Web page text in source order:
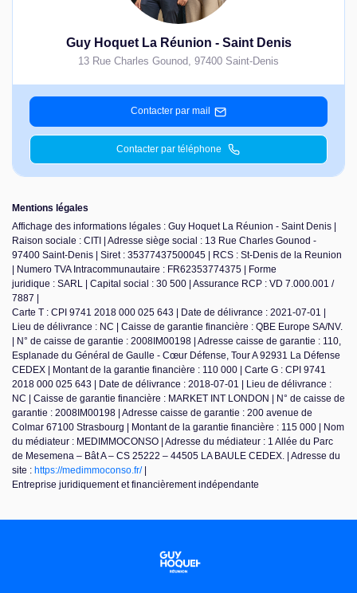
Guy Hoquet La Réunion - Saint Denis
13 Rue Charles Gounod, 97400 Saint-Denis
Contacter par mail
Contacter par téléphone
Mentions légales
Affichage des informations légales : Guy Hoquet La Réunion - Saint Denis |
Raison sociale : CITI | Adresse siège social : 13 Rue Charles Gounod -
97400 Saint-Denis | Siret : 35377437500045 | RCS : St-Denis de la Reunion
| Numero TVA Intracommunautaire : FR62353774375 | Forme
juridique : SARL | Capital social : 30 500 | Assurance RCP : VD 7.000.001 /
7887 |
Carte T : CPI 9741 2018 000 025 643 | Date de délivrance : 2021-07-01 |
Lieu de délivrance : NC | Caisse de garantie financière : QBE Europe SA/NV.
| N° de caisse de garantie : 2008IM00198 | Adresse caisse de garantie : 110,
Esplanade du Général de Gaulle - Cœur Défense, Tour A 92931 La Défense
CEDEX | Montant de la garantie financière : 110 000 | Carte G : CPI 9741
2018 000 025 643 | Date de délivrance : 2018-07-01 | Lieu de délivrance :
NC | Caisse de garantie financière : MARKET INT LONDON | N° de caisse de
garantie : 2008IM00198 | Adresse caisse de garantie : 200 avenue de
Colmar 67100 Strasbourg | Montant de la garantie financière : 115 000 | Nom
du médiateur : MEDIMMOCONSO | Adresse du médiateur : 1 Allée du Parc
de Mesemena – Bât A – CS 25222 – 44505 LA BAULE CEDEX. | Adresse du
site : https://medimmoconso.fr/|
Entreprise juridiquement et financièrement indépendante